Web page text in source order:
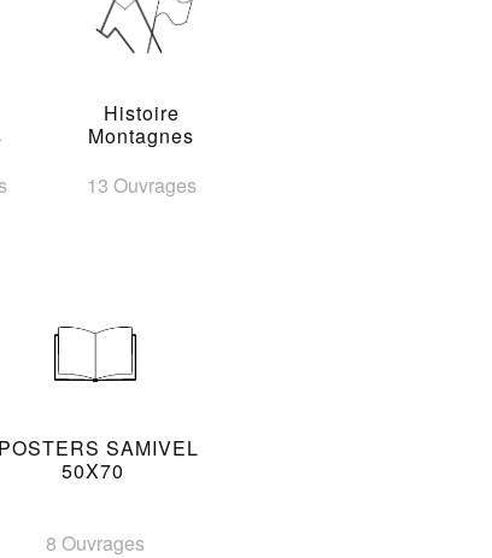
Histoire
Montagnes
13 Ouvrages
POSTERS SAMIVEL
50X70
8 Ouvrages